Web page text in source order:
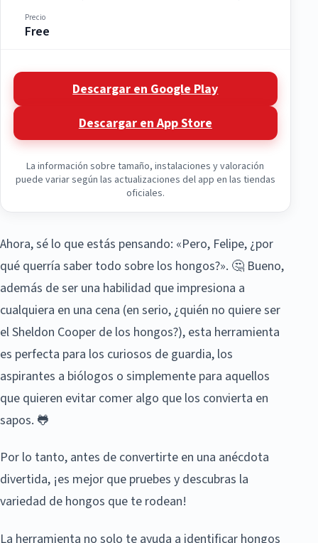
Precio
Free
Descargar en Google Play
Descargar en App Store
La información sobre tamaño, instalaciones y valoración
puede variar según las actualizaciones del app en las tiendas
oficiales.
Ahora, sé lo que estás pensando: «Pero, Felipe, ¿por
qué querría saber todo sobre los hongos?». 🤔 Bueno,
además de ser una habilidad que impresiona a
cualquiera en una cena (en serio, ¿quién no quiere ser
el Sheldon Cooper de los hongos?), esta herramienta
es perfecta para los curiosos de guardia, los
aspirantes a biólogos o simplemente para aquellos
que quieren evitar comer algo que los convierta en
sapos. 🐸
Por lo tanto, antes de convertirte en una anécdota
divertida, ¡es mejor que pruebes y descubras la
variedad de hongos que te rodean!
La herramienta no solo te ayuda a identificar hongos